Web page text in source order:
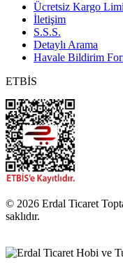
Ücretsiz Kargo
İletişim
S.S.S.
Detaylı Arama
Havale Bildirim
ETBİS
© 2026 Erdal Ticaret
saklıdır.